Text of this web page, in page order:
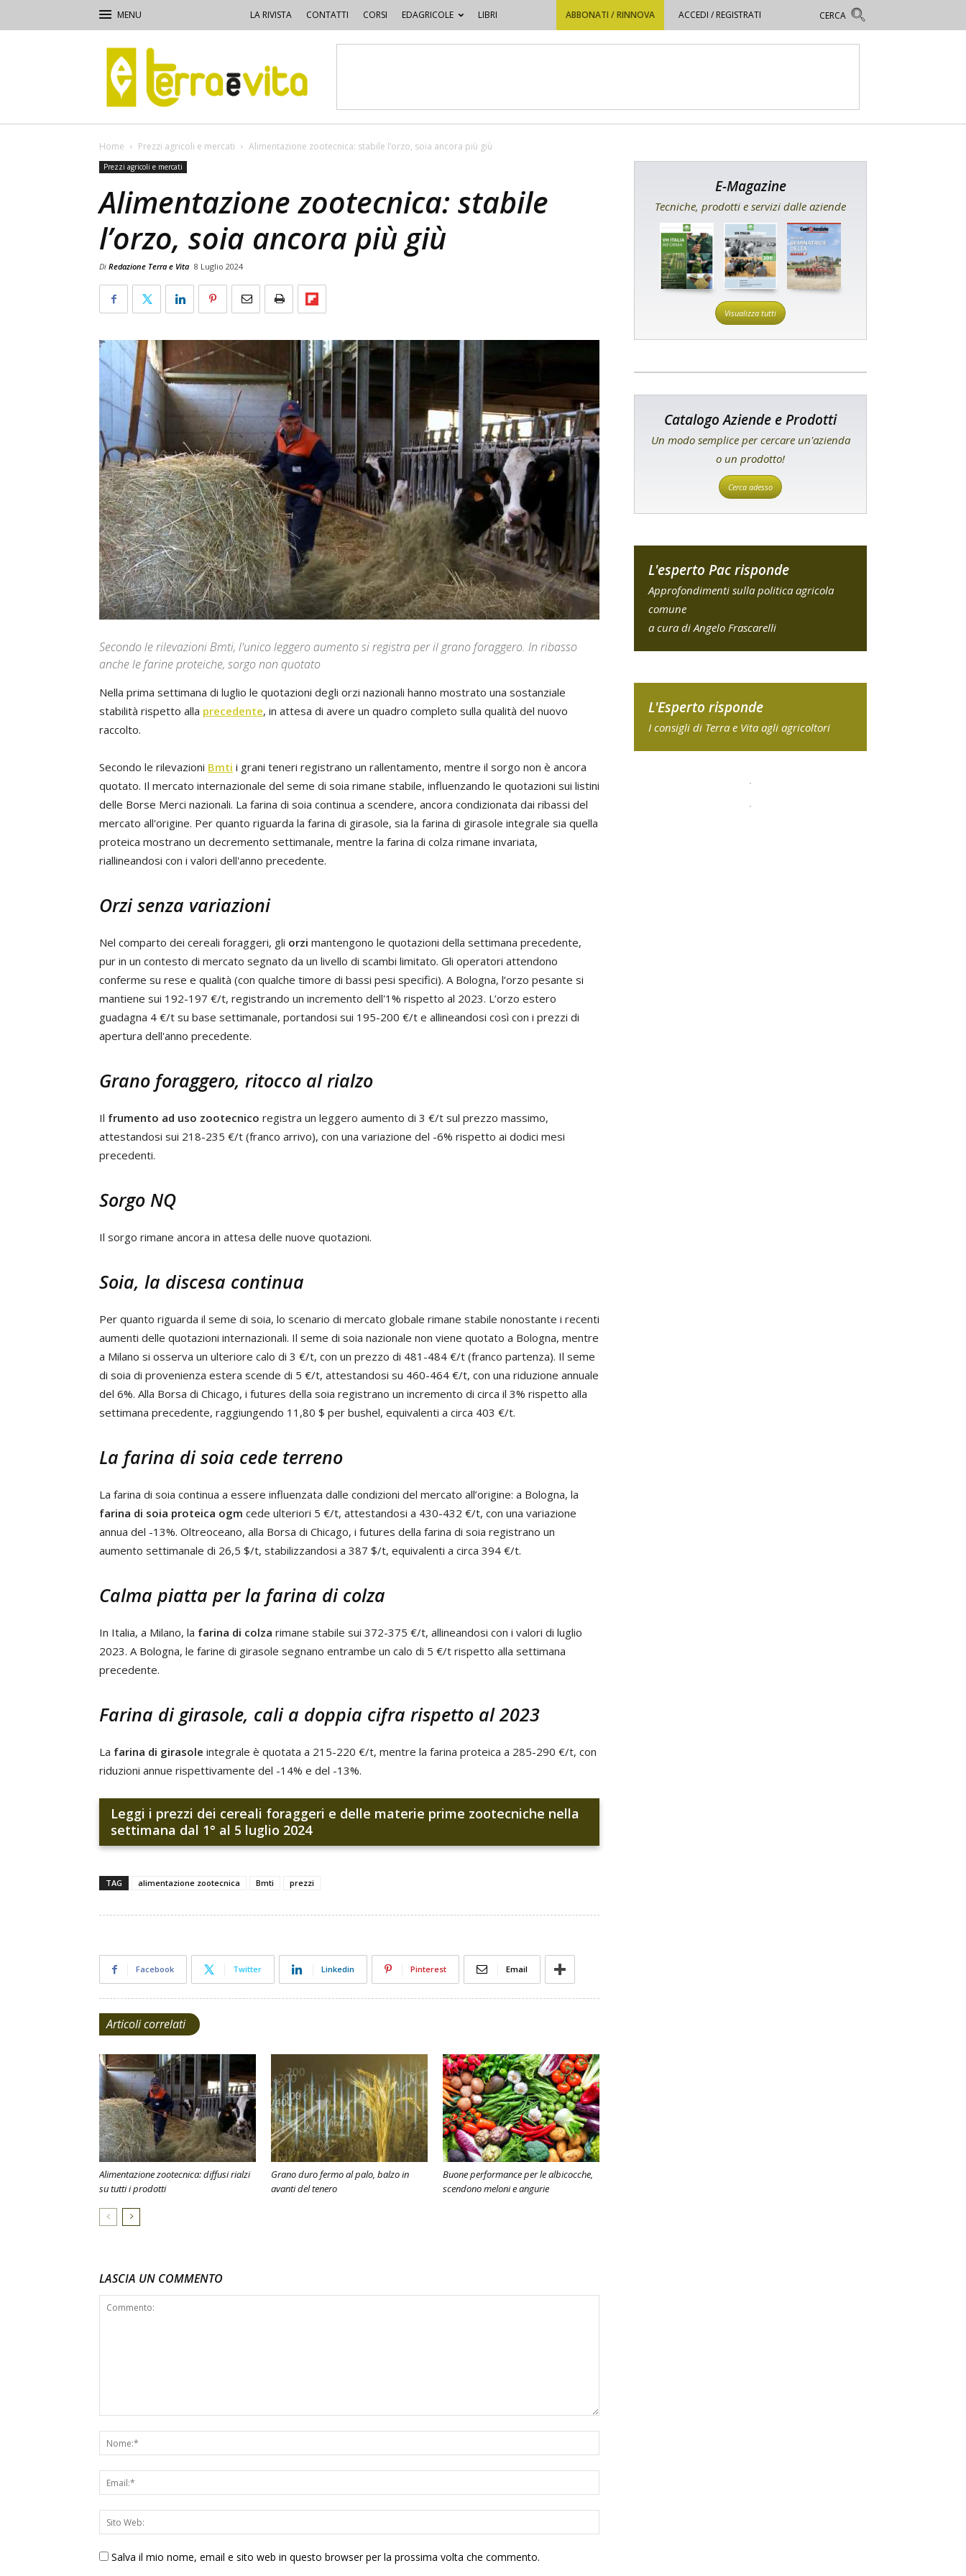
LA RIVISTA CONTATTI CORSI EDAGRICOLE LIBRI ABBONATI / RINNOVA ACCEDI / REGISTRATI
Terra
e
Vita
Home Prezzi agricoli e mercati Alimentazione zootecnica: stabile l’orzo, soia ancora più giù
Prezzi agricoli e mercati
Alimentazione zootecnica: stabile
l’orzo, soia ancora più giù
Di Redazione Terra e Vita 8 Luglio 2024
Secondo le rilevazioni Bmti, l'unico leggero aumento si registra per il grano foraggero. In ribasso
anche le farine proteiche, sorgo non quotato
Nella prima settimana di luglio le quotazioni degli orzi nazionali hanno mostrato una sostanziale
stabilità rispetto alla precedente, in attesa di avere un quadro completo sulla qualità del nuovo
raccolto.
Secondo le rilevazioni Bmti i grani teneri registrano un rallentamento, mentre il sorgo non è ancora
quotato. Il mercato internazionale del seme di soia rimane stabile, influenzando le quotazioni sui listini
delle Borse Merci nazionali. La farina di soia continua a scendere, ancora condizionata dai ribassi del
mercato all'origine. Per quanto riguarda la farina di girasole, sia la farina di girasole integrale sia quella
proteica mostrano un decremento settimanale, mentre la farina di colza rimane invariata,
riallineandosi con i valori dell'anno precedente.
Orzi senza variazioni
Nel comparto dei cereali foraggeri, gli orzi mantengono le quotazioni della settimana precedente,
pur in un contesto di mercato segnato da un livello di scambi limitato. Gli operatori attendono
conferme su rese e qualità (con qualche timore di bassi pesi specifici). A Bologna, l’orzo pesante si
mantiene sui 192-197 €/t, registrando un incremento dell'1% rispetto al 2023. L’orzo estero
guadagna 4 €/t su base settimanale, portandosi sui 195-200 €/t e allineandosi così con i prezzi di
apertura dell'anno precedente.
Grano foraggero, ritocco al rialzo
Il frumento ad uso zootecnico registra un leggero aumento di 3 €/t sul prezzo massimo,
attestandosi sui 218-235 €/t (franco arrivo), con una variazione del -6% rispetto ai dodici mesi
precedenti.
Sorgo NQ
Il sorgo rimane ancora in attesa delle nuove quotazioni.
Soia, la discesa continua
Per quanto riguarda il seme di soia, lo scenario di mercato globale rimane stabile nonostante i recenti
aumenti delle quotazioni internazionali. Il seme di soia nazionale non viene quotato a Bologna, mentre
a Milano si osserva un ulteriore calo di 3 €/t, con un prezzo di 481-484 €/t (franco partenza). Il seme
di soia di provenienza estera scende di 5 €/t, attestandosi su 460-464 €/t, con una riduzione annuale
del 6%. Alla Borsa di Chicago, i futures della soia registrano un incremento di circa il 3% rispetto alla
settimana precedente, raggiungendo 11,80 $ per bushel, equivalenti a circa 403 €/t.
La farina di soia cede terreno
La farina di soia continua a essere influenzata dalle condizioni del mercato all’origine: a Bologna, la
farina di soia proteica ogm cede ulteriori 5 €/t, attestandosi a 430-432 €/t, con una variazione
annua del -13%. Oltreoceano, alla Borsa di Chicago, i futures della farina di soia registrano un
aumento settimanale di 26,5 $/t, stabilizzandosi a 387 $/t, equivalenti a circa 394 €/t.
Calma piatta per la farina di colza
In Italia, a Milano, la farina di colza rimane stabile sui 372-375 €/t, allineandosi con i valori di luglio
2023. A Bologna, le farine di girasole segnano entrambe un calo di 5 €/t rispetto alla settimana
precedente.
Farina di girasole, cali a doppia cifra rispetto al 2023
La farina di girasole integrale è quotata a 215-220 €/t, mentre la farina proteica a 285-290 €/t, con
riduzioni annue rispettivamente del -14% e del -13%.
Leggi i prezzi dei cereali foraggeri e delle materie prime zootecniche nella
settimana dal 1° al 5 luglio 2024
TAG alimentazione zootecnica Bmti prezzi
Facebook Twitter Linkedin Pinterest Email
Articoli correlati
Alimentazione zootecnica: diffusi rialzi
su tutti i prodotti
Grano duro fermo al palo, balzo in
avanti del tenero
Buone performance per le albicocche,
scendono meloni e angurie
LASCIA UN COMMENTO
Salva il mio nome, email e sito web in questo browser per la prossima volta che commento.
E-Magazine
Tecniche, prodotti e servizi dalle aziende
Visualizza tutti
Catalogo Aziende e Prodotti
Un modo semplice per cercare un'azienda
o un prodotto!
Cerca adesso
L'esperto Pac risponde
Approfondimenti sulla politica agricola
comune
a cura di Angelo Frascarelli
L'Esperto risponde
I consigli di Terra e Vita agli agricoltori